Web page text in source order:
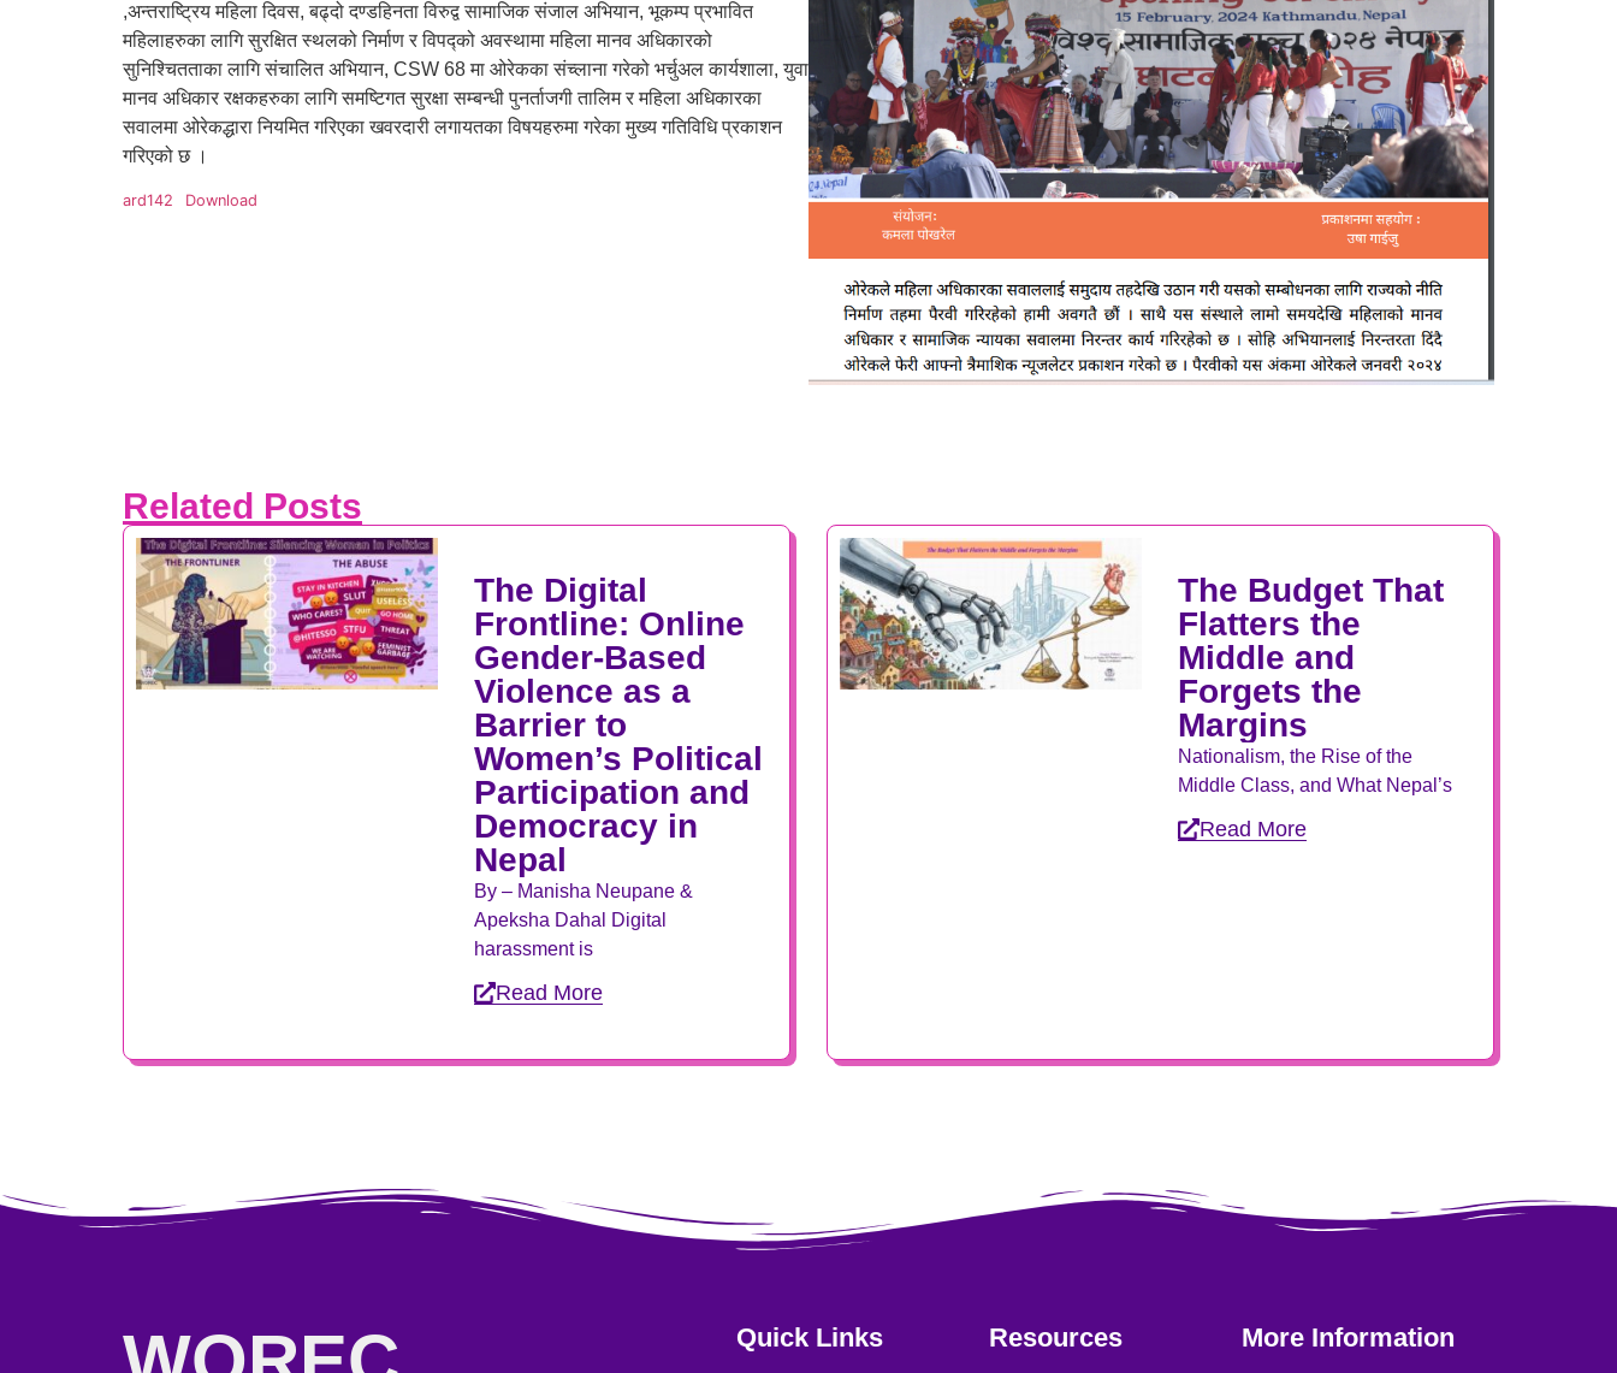
,अन्तराष्ट्रिय महिला दिवस, बढ्दो दण्डहिनता विरुद्व सामाजिक संजाल अभियान, भूकम्प प्रभावित
महिलाहरुका लागि सुरक्षित स्थलको निर्माण र विपद्को अवस्थामा महिला मानव अधिकारको
सुनिश्चितताका लागि संचालित अभियान, CSW 68 मा ओरेकका संच्लाना गरेको भर्चुअल कार्यशाला, युवा
मानव अधिकार रक्षकहरुका लागि समष्टिगत सुरक्षा सम्बन्धी पुनर्ताजगी तालिम र महिला अधिकारका
सवालमा ओरेकद्धारा नियमित गरिएका खवरदारी लगायतका विषयहरुमा गरेका मुख्य गतिविधि प्रकाशन
गरिएको छ ।
ard142 Download
Related Posts
The Digital
Frontline: Online
Gender-Based
Violence as a
Barrier to
Women’s Political
Participation and
Democracy in
Nepal
By – Manisha Neupane &
Apeksha Dahal Digital
harassment is
Read More
The Budget That
Flatters the
Middle and
Forgets the
Margins
Nationalism, the Rise of the
Middle Class, and What Nepal’s
Read More
Quick Links Resources More Information